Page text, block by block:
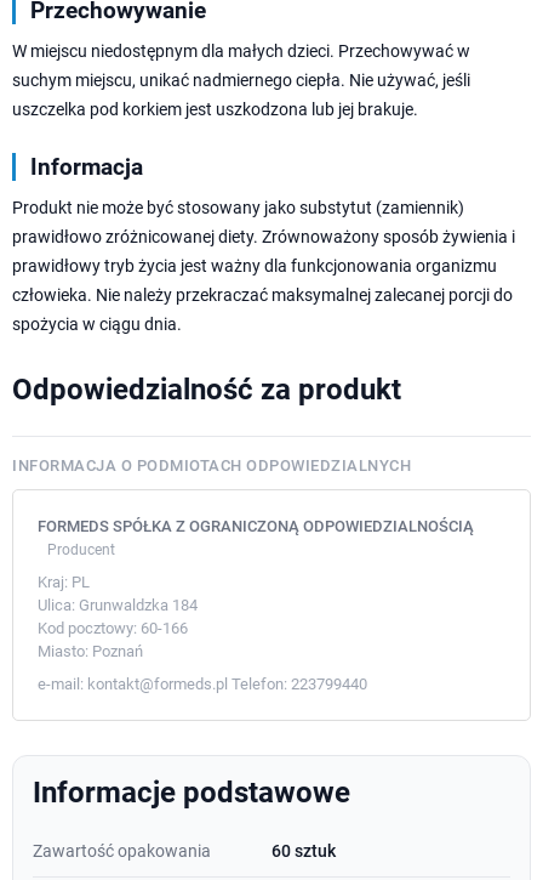
Przechowywanie
W miejscu niedostępnym dla małych dzieci. Przechowywać w
suchym miejscu, unikać nadmiernego ciepła. Nie używać, jeśli
uszczelka pod korkiem jest uszkodzona lub jej brakuje.
Informacja
Produkt nie może być stosowany jako substytut (zamiennik)
prawidłowo zróżnicowanej diety. Zrównoważony sposób żywienia i
prawidłowy tryb życia jest ważny dla funkcjonowania organizmu
człowieka. Nie należy przekraczać maksymalnej zalecanej porcji do
spożycia w ciągu dnia.
Odpowiedzialność za produkt
INFORMACJA O PODMIOTACH ODPOWIEDZIALNYCH
FORMEDS SPÓŁKA Z OGRANICZONĄ ODPOWIEDZIALNOŚCIĄ
Producent
Kraj: PL
Ulica: Grunwaldzka 184
Kod pocztowy: 60-166
Miasto: Poznań
e-mail: kontakt@formeds.pl Telefon: 223799440
Informacje podstawowe
Zawartość opakowania 60 sztuk